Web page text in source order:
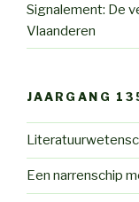
Signalement: De
Vlaanderen
JAARGANG
Een narrenschip